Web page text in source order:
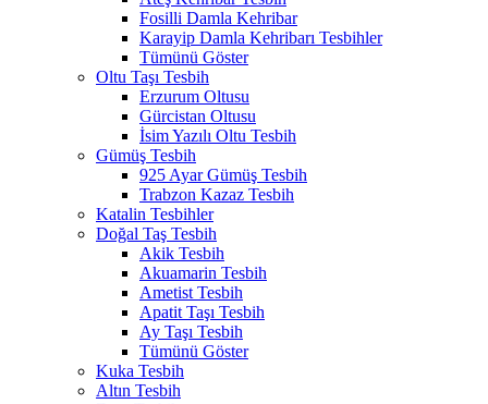
Fosilli Damla Kehribar
Karayip Damla Kehribarı Tesbihler
Tümünü Göster
Oltu Taşı Tesbih
Erzurum Oltusu
Gürcistan Oltusu
İsim Yazılı Oltu Tesbih
Gümüş Tesbih
925 Ayar Gümüş Tesbih
Trabzon Kazaz Tesbih
Katalin Tesbihler
Doğal Taş Tesbih
Akik Tesbih
Akuamarin Tesbih
Ametist Tesbih
Apatit Taşı Tesbih
Ay Taşı Tesbih
Tümünü Göster
Kuka Tesbih
Altın Tesbih